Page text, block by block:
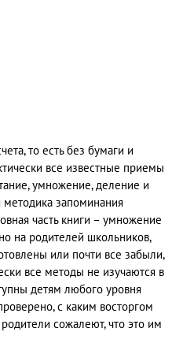
то есть без бумаги и
все известные приемы
умножение, деление и
методика запоминания
часть книги – умножение
на родителей школьников,
или почти все забыли,
все методы не изучаются в
детям любого уровня
с каким восторгом
сожалеют, что это им